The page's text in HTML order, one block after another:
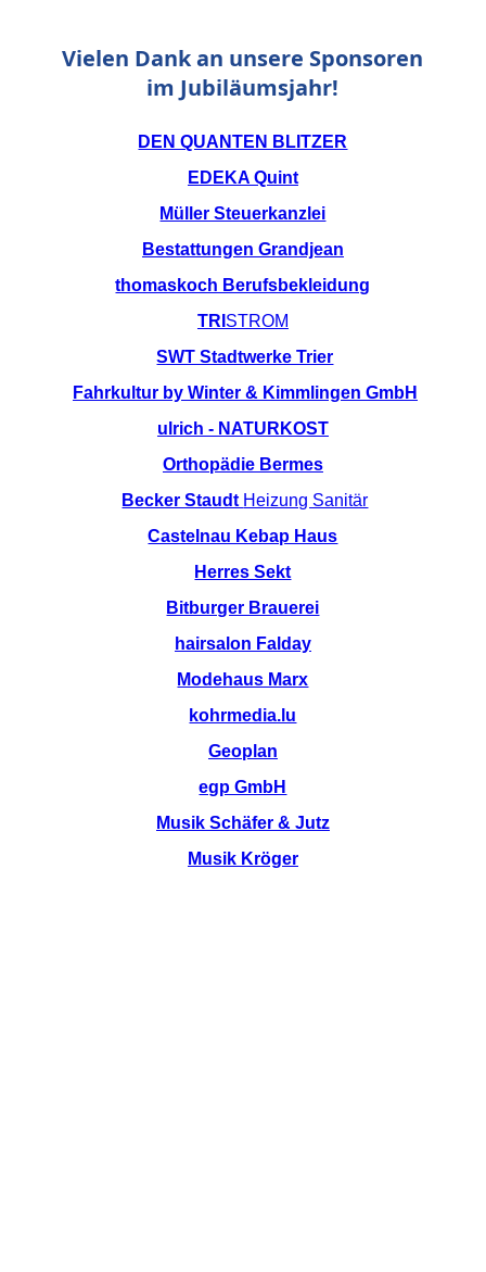
Vielen Dank an unsere Sponsoren
im Jubiläumsjahr!
DEN QUANTEN BLITZER
EDEKA Quint
Müller Steuerkanzlei
Bestattungen Grandjean
thomaskoch Berufsbekleidung
TRI STROM
SWT Stadtwerke Trier
Fahrkultur by Winter & Kimmlingen GmbH
ulrich - NATURKOST
Orthopädie Bermes
Becker Staudt Heizung Sanitär
Castelnau Kebap Haus
Herres Sekt
Bitburger Brauerei
hairsalon Falday
Modehaus Marx
kohrmedia.lu
Geoplan
egp GmbH
Musik Schäfer & Jutz
Musik Kröger